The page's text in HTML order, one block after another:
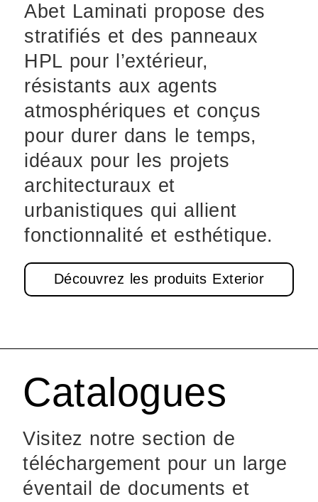
Abet Laminati propose des
stratifiés et des panneaux
HPL pour l’extérieur,
résistants aux agents
atmosphériques et conçus
pour durer dans le temps,
idéaux pour les projets
architecturaux et
urbanistiques qui allient
fonctionnalité et esthétique.
Découvrez les produits Exterior
Catalogues
Visitez notre section de
téléchargement pour un large
éventail de documents et